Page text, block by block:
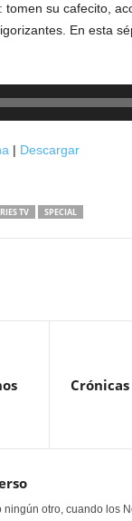
su cafecito,
En esta
| Descargar
TV SPECIAL
ningún otro, cuando los